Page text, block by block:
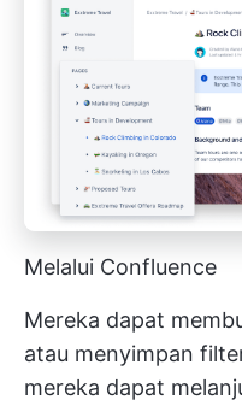
Melalui Confluence
Mereka dapat
atau menyimpan
mereka dapat